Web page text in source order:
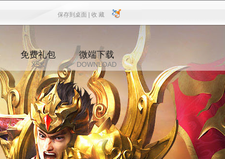
保存到桌面 |
保存到桌面 收 藏
收 藏
免费礼包
XSK
微端下载
DOWNLOAD